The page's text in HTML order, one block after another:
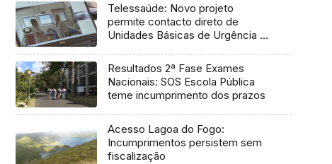
Telessaúde: Novo projeto
permite contacto direto de
Unidades Básicas de Urgência e
Resultados 2ª Fase Exames
Nacionais: SOS Escola Pública
teme incumprimento dos prazos
Acesso Lagoa do Fogo:
Incumprimentos persistem sem
fiscalização